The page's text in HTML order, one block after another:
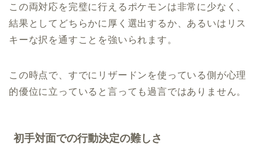
この両対応を完璧に行えるポケモンは非常に少なく、
結果としてどちらかに厚く選出するか、あるいはリス
キーな択を通すことを強いられます。
この時点で、すでにリザードンを使っている側が心理
的優位に立っていると言っても過言ではありません。
初手対面での行動決定の難しさ